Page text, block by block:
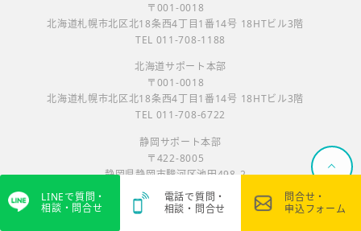
〒001-0018
北海道札幌市北区北18条西4丁目1番14号 18HTビル3階
TEL 011-708-1188
北海道サポート本部
〒001-0018
北海道札幌市北区北18条西4丁目1番14号 18HTビル3階
TEL 011-708-6722
静岡サポート本部
〒422-8005
静岡県静岡市駿河区池田498-2
TEL 054-655-0001
LINEで質問・
相談・問合せ
電話で質問・
相談・問合せ
問合せ・
申込フォーム